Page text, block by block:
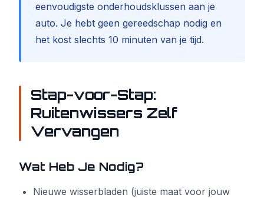
eenvoudigste onderhoudsklussen aan je
auto. Je hebt geen gereedschap nodig en
het kost slechts 10 minuten van je tijd.
Stap-voor-Stap:
Ruitenwissers Zelf
Vervangen
Wat Heb Je Nodig?
Nieuwe wisserbladen (juiste maat voor jouw